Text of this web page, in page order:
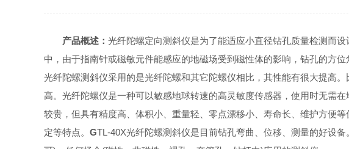
产品概述： 光纤陀螺定向测斜仪是为了能适应小直径钻孔质量检测而
中，由于指南针或磁敏元件能感应的地磁场受到磁性体的影响，钻孔的方
光纤陀螺测斜仪采用的是光纤陀螺和其它陀螺仪相比，其性能有很大提高
高。光纤陀螺仪是一种可以敏感地球转速的高灵敏度传感器，使用时无需
较贵，但具有精度高、体积小、重量轻、零点漂移小、寿命长、维护方便等
定等特点。 GTL-40X光纤陀螺测斜仪是目前钻孔弯曲、位移、测量的好设备